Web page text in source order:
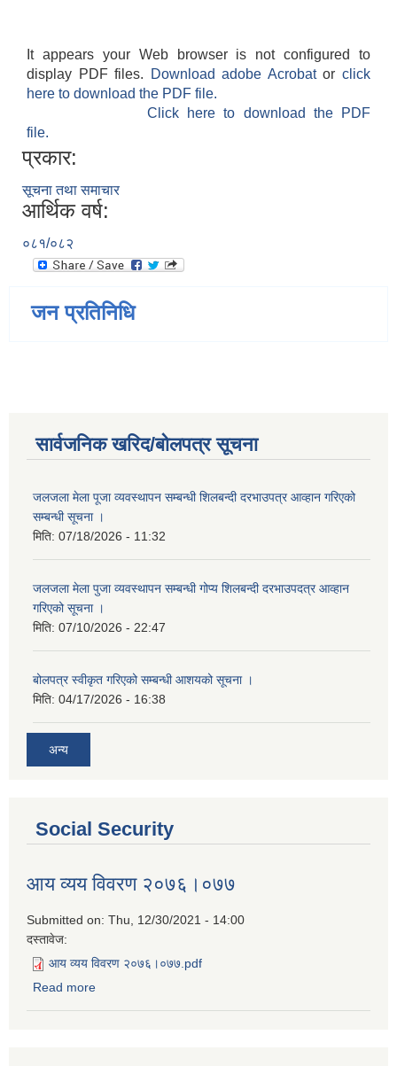
It appears your Web browser is not configured to
display PDF files.
Download adobe Acrobatorclick
here to download the PDF file.
Click here to download the PDF
file.
प्रकार:
सूचना तथा समाचार
आर्थिक वर्ष:
०८१/०८२
जन प्रतिनिधि
सार्वजनिक खरिद/बोलपत्र सूचना
जलजला मेला पूजा व्यवस्थापन सम्बन्धी शिलबन्दी दरभाउपत्र आव्हान गरिएको
सम्बन्धी सूचना ।
मिति: 07/18/2026 - 11:32
जलजला मेला पुजा व्यवस्थापन सम्बन्धी गोप्य शिलबन्दी दरभाउपदत्र आव्हान
गरिएको सूचना ।
मिति: 07/10/2026 - 22:47
बोलपत्र स्वीकृत गरिएको सम्बन्धी आशयको सूचना ।
मिति: 04/17/2026 - 16:38
अन्य
Social Security
आय व्यय विवरण २०७६।०७७
Submitted on: Thu, 12/30/2021 - 14:00
दस्तावेज:
आय व्यय विवरण २०७६।०७७.pdf
Read more